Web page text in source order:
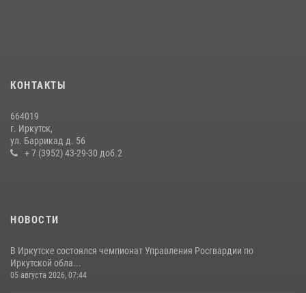
При содействии Росгвардии в Иркутске пресечена деятельность
преступной группы, организовавшей бизнес по оказанию интим-
услуг
КОНТАКТЫ
664019
г. Иркутск,
ул. Баррикад д. 56
+ 7 (3952) 43-29-30 доб.2
НОВОСТИ
В Иркутске состоялся чемпионат Управления Росгвардии по
Иркутской обла...
05 августа 2026, 07:44